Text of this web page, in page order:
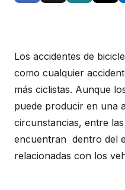
Los accidentes de
como cualquier
más ciclistas. Aunque
puede producir en una
circunstancias, entre
encuentran dentro del
relacionadas con los